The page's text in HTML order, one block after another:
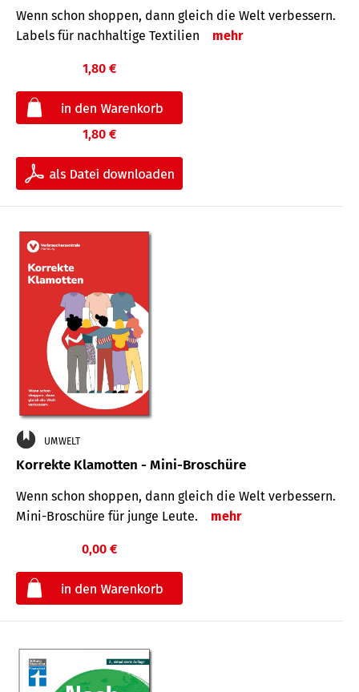
Wenn schon shoppen, dann gleich die Welt verbessern.
Labels für nachhaltige Textilien
mehr
1,80 €
1,80 €
UMWELT
Korrekte Klamotten - Mini-Broschüre
Wenn schon shoppen, dann gleich die Welt verbessern.
Mini-Broschüre für junge Leute.
mehr
0,00 €